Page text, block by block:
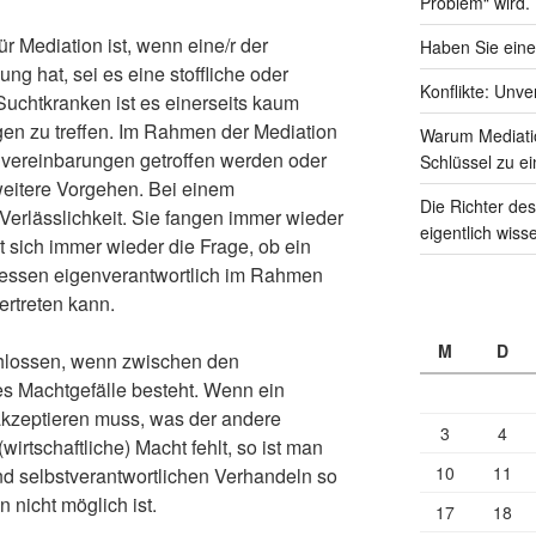
Mediation ist, wenn eine/r der
hat, sei es eine stoffliche oder
ist es einerseits kaum
zu treffen. Im Rahmen der Mediation
getroffen werden oder
Vorgehen. Bei einem
Sie fangen immer wieder
immer wieder die Frage, ob ein
eigenverantwortlich im Rahmen
kann.
wenn zwischen den
Machtgefälle besteht. Wenn ein
muss, was der andere
Macht fehlt, so ist man
selbstverantwortlichen Verhandeln so
nicht möglich ist.
Haben Sie
Konflikte:
Warum
Schlüssel zu
Die Richter
eigentlich
M D
3
4
10
11
17
18